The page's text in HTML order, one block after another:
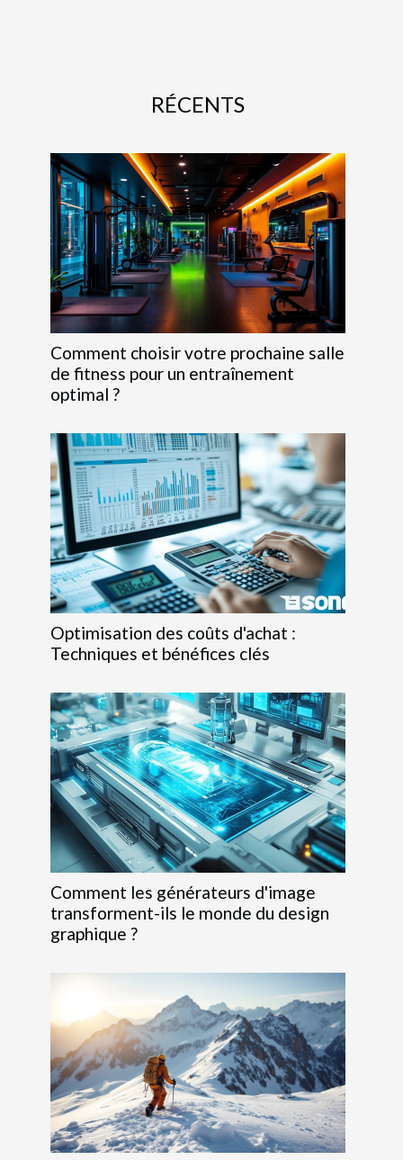
RÉCENTS
Comment choisir votre prochaine salle
de fitness pour un entraînement
optimal ?
Optimisation des coûts d'achat :
Techniques et bénéfices clés
Comment les générateurs d'image
transforment-ils le monde du design
graphique ?